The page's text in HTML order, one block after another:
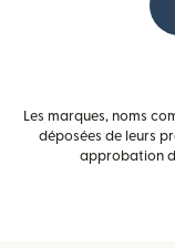
Les marques, noms
déposées de leurs
approbation